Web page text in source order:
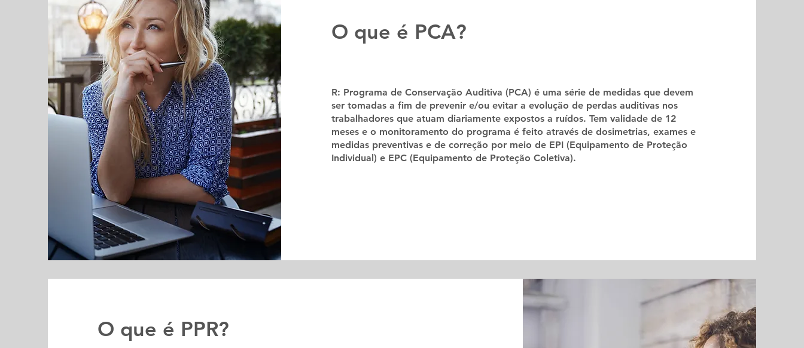
O que é PCA?
R: Programa de Conservação Auditiva (PCA) é uma série de medidas que devem
ser tomadas a fim de prevenir e/ou evitar a evolução de perdas auditivas nos
trabalhadores que atuam diariamente expostos a ruídos. Tem validade de 12
meses e o monitoramento do programa é feito através de dosimetrias, exames e
medidas preventivas e de correção por meio de EPI (Equipamento de Proteção
Individual) e EPC (Equipamento de Proteção Coletiva).
O que é PPR?